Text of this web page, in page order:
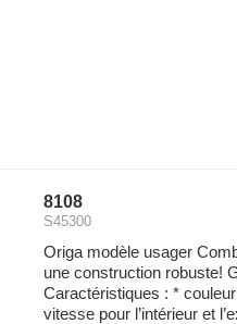
8108
S45300
Origa modèle usager
une construction robuste!
Caractéristiques : *
vitesse pour l’intérieur et